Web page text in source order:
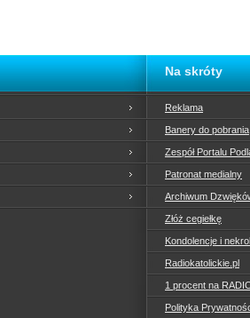
Na skróty
Reklama
Banery do pobrania
Zespół Portalu
Patronat medialny
Archiwum
Złóż cegiełkę
Kondolencje i
Radiokatolickie.pl
1 procent na
Polityka